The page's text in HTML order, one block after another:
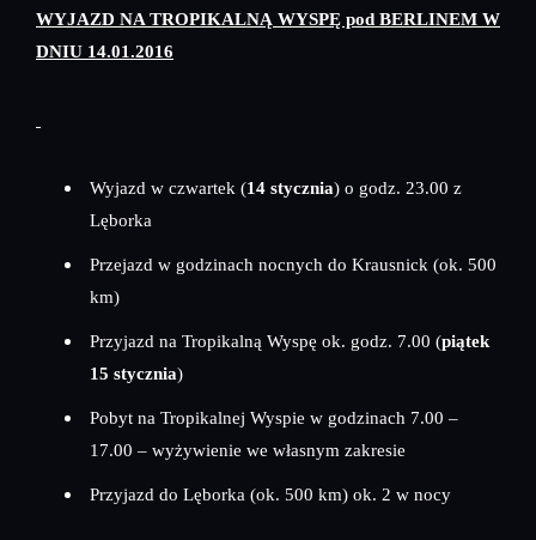
WYJAZD NA TROPIKALNĄ WYSPĘ pod BERLINEM W
DNIU 14.01.2016
Wyjazd w czwartek (14 stycznia) o godz. 23.00 z
Lęborka
Przejazd w godzinach nocnych do Krausnick (ok. 500
km)
Przyjazd na Tropikalną Wyspę ok. godz. 7.00 (piątek
15 stycznia)
Pobyt na Tropikalnej Wyspie w godzinach 7.00 –
17.00 – wyżywienie we własnym zakresie
Przyjazd do Lęborka (ok. 500 km) ok. 2 w nocy